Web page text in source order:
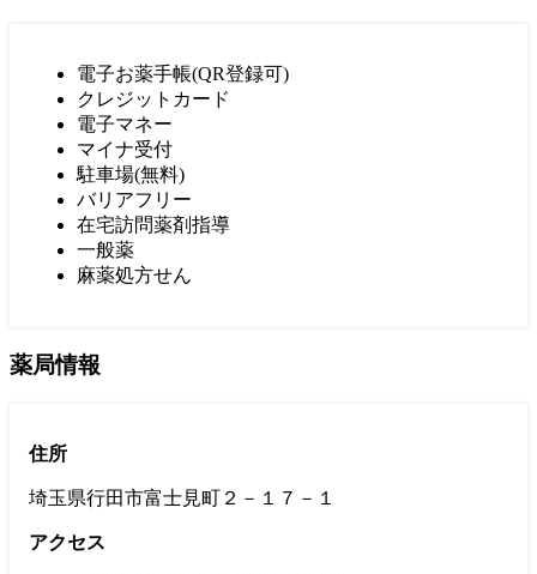
電子お薬手帳(QR登録可)
クレジットカード
電子マネー
マイナ受付
駐車場(無料)
バリアフリー
在宅訪問薬剤指導
一般薬
麻薬処方せん
薬局情報
住所
埼玉県行田市富士見町２－１７－１
アクセス